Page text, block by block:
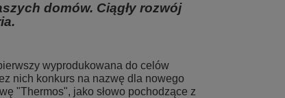
domów. Ciągły rozwój
wyprodukowana do celów
nich konkurs na nazwę dla nowego
"Thermos", jako słowo pochodzące z